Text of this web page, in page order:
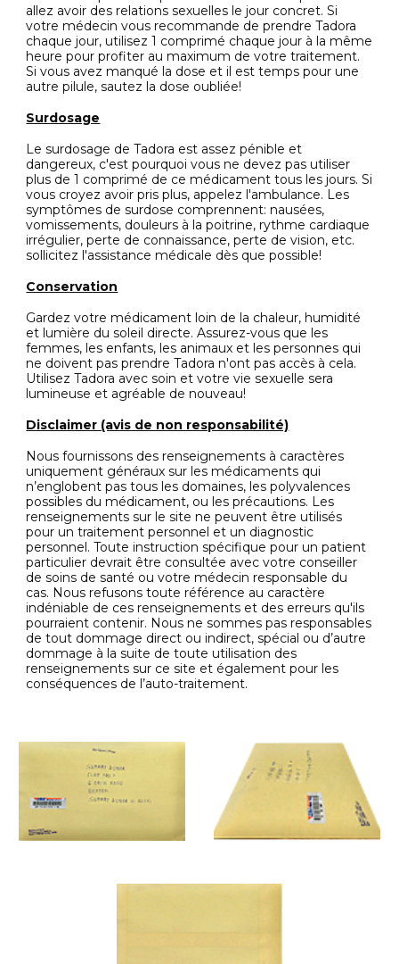
allez avoir des relations sexuelles le jour concret. Si
votre médecin vous recommande de prendre Tadora
chaque jour, utilisez 1 comprimé chaque jour à la même
heure pour profiter au maximum de votre traitement.
Si vous avez manqué la dose et il est temps pour une
autre pilule, sautez la dose oubliée!
Surdosage
Le surdosage de Tadora est assez pénible et
dangereux, c'est pourquoi vous ne devez pas utiliser
plus de 1 comprimé de ce médicament tous les jours. Si
vous croyez avoir pris plus, appelez l'ambulance. Les
symptômes de surdose comprennent: nausées,
vomissements, douleurs à la poitrine, rythme cardiaque
irrégulier, perte de connaissance, perte de vision, etc.
sollicitez l'assistance médicale dès que possible!
Conservation
Gardez votre médicament loin de la chaleur, humidité
et lumière du soleil directe. Assurez-vous que les
femmes, les enfants, les animaux et les personnes qui
ne doivent pas prendre Tadora n'ont pas accès à cela.
Utilisez Tadora avec soin et votre vie sexuelle sera
lumineuse et agréable de nouveau!
Disclaimer (avis de non responsabilité)
Nous fournissons des renseignements à caractères
uniquement généraux sur les médicaments qui
n’englobent pas tous les domaines, les polyvalences
possibles du médicament, ou les précautions. Les
renseignements sur le site ne peuvent être utilisés
pour un traitement personnel et un diagnostic
personnel. Toute instruction spécifique pour un patient
particulier devrait être consultée avec votre conseiller
de soins de santé ou votre médecin responsable du
cas. Nous refusons toute référence au caractère
indéniable de ces renseignements et des erreurs qu'ils
pourraient contenir. Nous ne sommes pas responsables
de tout dommage direct ou indirect, spécial ou d’autre
dommage à la suite de toute utilisation des
renseignements sur ce site et également pour les
conséquences de l’auto-traitement.